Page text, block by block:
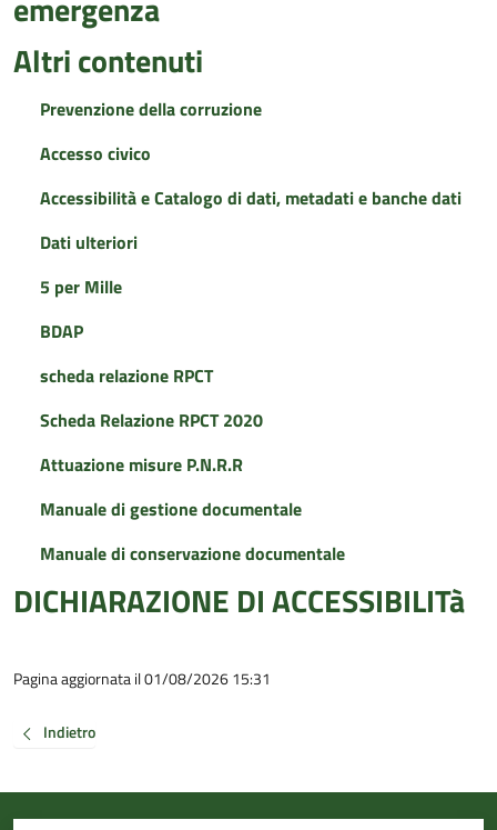
Altri contenuti
Prevenzione della corruzione
Accesso civico
Accessibilità e Catalogo di dati, metadati e banche dati
Dati ulteriori
5 per Mille
BDAP
scheda relazione RPCT
Scheda Relazione RPCT 2020
Attuazione misure P.N.R.R
Manuale di gestione documentale
Manuale di conservazione documentale
DICHIARAZIONE DI ACCESSIBILITà
Pagina aggiornata il 01/08/2026 15:31
Indietro